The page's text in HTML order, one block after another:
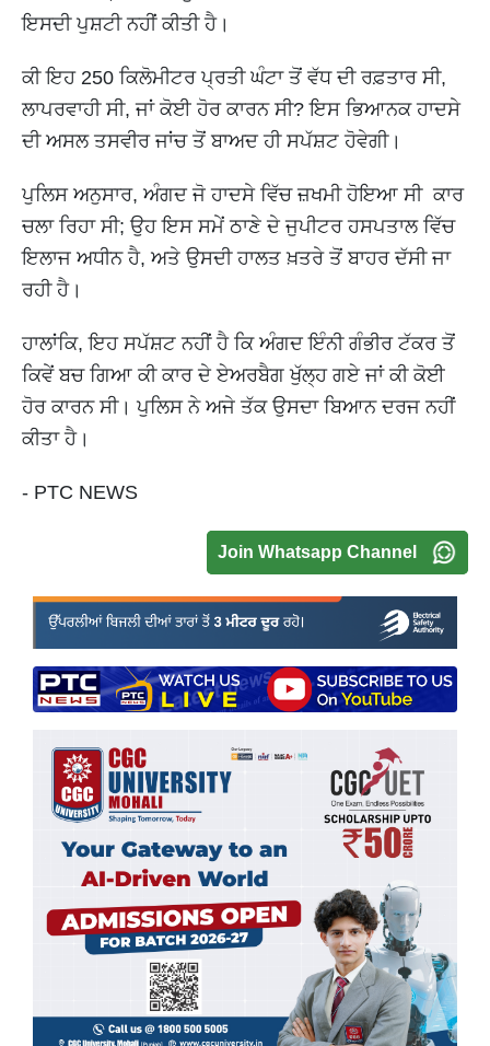
ਇਸਦੀ ਪੁਸ਼ਟੀ ਨਹੀਂ ਕੀਤੀ ਹੈ।
ਕੀ ਇਹ 250 ਕਿਲੋਮੀਟਰ ਪ੍ਰਤੀ ਘੰਟਾ ਤੋਂ ਵੱਧ ਦੀ ਰਫ਼ਤਾਰ ਸੀ,
ਲਾਪਰਵਾਹੀ ਸੀ, ਜਾਂ ਕੋਈ ਹੋਰ ਕਾਰਨ ਸੀ? ਇਸ ਭਿਆਨਕ ਹਾਦਸੇ
ਦੀ ਅਸਲ ਤਸਵੀਰ ਜਾਂਚ ਤੋਂ ਬਾਅਦ ਹੀ ਸਪੱਸ਼ਟ ਹੋਵੇਗੀ।
ਪੁਲਿਸ ਅਨੁਸਾਰ, ਅੰਗਦ ਜੋ ਹਾਦਸੇ ਵਿੱਚ ਜ਼ਖਮੀ ਹੋਇਆ ਸੀ ਕਾਰ
ਚਲਾ ਰਿਹਾ ਸੀ; ਉਹ ਇਸ ਸਮੇਂ ਠਾਣੇ ਦੇ ਜੁਪੀਟਰ ਹਸਪਤਾਲ ਵਿੱਚ
ਇਲਾਜ ਅਧੀਨ ਹੈ, ਅਤੇ ਉਸਦੀ ਹਾਲਤ ਖ਼ਤਰੇ ਤੋਂ ਬਾਹਰ ਦੱਸੀ ਜਾ
ਰਹੀ ਹੈ।
ਹਾਲਾਂਕਿ, ਇਹ ਸਪੱਸ਼ਟ ਨਹੀਂ ਹੈ ਕਿ ਅੰਗਦ ਇੰਨੀ ਗੰਭੀਰ ਟੱਕਰ ਤੋਂ
ਕਿਵੇਂ ਬਚ ਗਿਆ ਕੀ ਕਾਰ ਦੇ ਏਅਰਬੈਗ ਖੁੱਲ੍ਹ ਗਏ ਜਾਂ ਕੀ ਕੋਈ
ਹੋਰ ਕਾਰਨ ਸੀ। ਪੁਲਿਸ ਨੇ ਅਜੇ ਤੱਕ ਉਸਦਾ ਬਿਆਨ ਦਰਜ ਨਹੀਂ
ਕੀਤਾ ਹੈ।
- PTC NEWS
Join Whatsapp Channel